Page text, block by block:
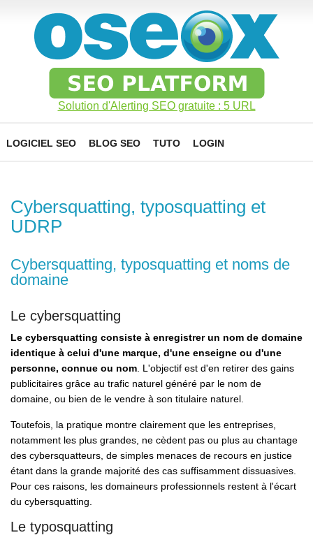
Solution d'Alerting SEO gratuite : 5 URL
LOGICIEL SEO BLOG SEO TUTO LOGIN
Cybersquatting, typosquatting et
UDRP
Cybersquatting, typosquatting et noms de
domaine
Le cybersquatting
Le cybersquatting consiste à enregistrer un nom de domaine
identique à celui d'une marque, d'une enseigne ou d'une
personne, connue ou nom . L'objectif est d'en retirer des gains
publicitaires grâce au trafic naturel généré par le nom de
domaine, ou bien de le vendre à son titulaire naturel.
Toutefois, la pratique montre clairement que les entreprises,
notamment les plus grandes, ne cèdent pas ou plus au chantage
des cybersquatteurs, de simples menaces de recours en justice
étant dans la grande majorité des cas suffisamment dissuasives.
Pour ces raisons, les domaineurs professionnels restent à l'écart
du cybersquatting.
Le typosquatting